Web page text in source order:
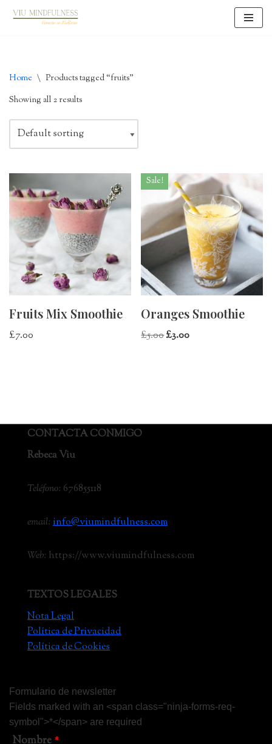
Home \ Products tagged “fruits”
Showing all 2 results
Fruits Mix Smoothie
£7.00
Sale!
Oranges Smoothie
£5.00£3.00
CONTACTA CONMIGO
Rebeca Viu
Teléfono: 676855118
email: info@viumindfulness.com
Web: https://www.viumindfulness.com
TEXTOS LEGALES
Nota Legal
Política de Privacidad
Política de Cookies
Formulario de newsletter
Fields marked with an <span class="ninja-forms-req-
symbol">*</span> are required